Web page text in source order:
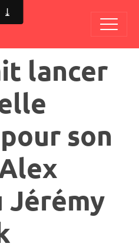
lancer
son
Jérémy